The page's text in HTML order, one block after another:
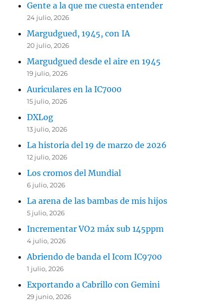
Gente a la que me cuesta entender
24 julio, 2026
Margudgued, 1945, con IA
20 julio, 2026
Margudgued desde el aire en 1945
19 julio, 2026
Auriculares en la IC7000
15 julio, 2026
DXLog
13 julio, 2026
La historia del 19 de marzo de 2026
12 julio, 2026
Los cromos del Mundial
6 julio, 2026
La arena de las bambas de mis hijos
5 julio, 2026
Incrementar VO2 máx sub 145ppm
4 julio, 2026
Abriendo de banda el Icom IC9700
1 julio, 2026
Exportando a Cabrillo con Gemini
29 junio, 2026